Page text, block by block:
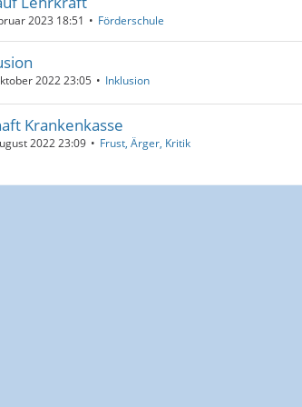
2023 18:51 Förderschule
2022 23:05 Inklusion
Krankenkasse
2022 23:09 Frust, Ärger, Kritik